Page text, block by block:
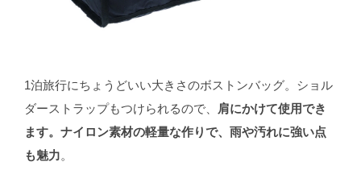
1泊旅行にちょうどいい大きさのボストンバッグ。ショル
ダーストラップもつけられるので、 肩にかけて使用でき
ます。ナイロン素材の軽量な作りで、雨や汚れに強い点
も魅力。